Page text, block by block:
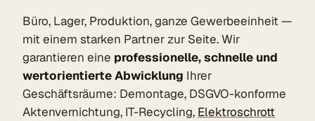
Büro, Lager, Produktion, ganze Gewerbeeinheit —
mit einem starken Partner zur Seite. Wir
garantieren eine professionelle, schnelle und
wertorientierte Abwicklung Ihrer
Geschäftsräume: Demontage, DSGVO-konforme
Aktenvernichtung, IT-Recycling, Elektroschrott